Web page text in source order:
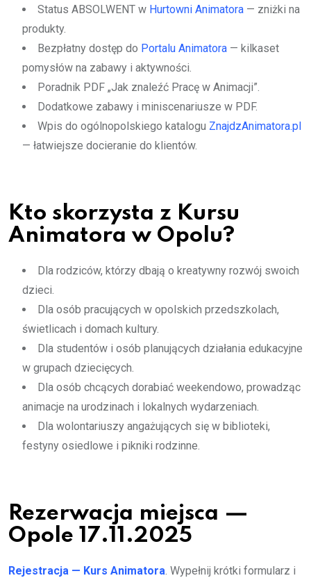
Status ABSOLWENT w Hurtowni Animatora — zniżki na
produkty.
Bezpłatny dostęp do Portalu Animatora — kilkaset
pomysłów na zabawy i aktywności.
Poradnik PDF „Jak znaleźć Pracę w Animacji”.
Dodatkowe zabawy i miniscenariusze w PDF.
Wpis do ogólnopolskiego katalogu ZnajdzAnimatora.pl
— łatwiejsze docieranie do klientów.
Kto skorzysta z Kursu
Animatora w Opolu?
Dla rodziców, którzy dbają o kreatywny rozwój swoich
dzieci.
Dla osób pracujących w opolskich przedszkolach,
świetlicach i domach kultury.
Dla studentów i osób planujących działania edukacyjne
w grupach dziecięcych.
Dla osób chcących dorabiać weekendowo, prowadząc
animacje na urodzinach i lokalnych wydarzeniach.
Dla wolontariuszy angażujących się w biblioteki,
festyny osiedlowe i pikniki rodzinne.
Rezerwacja miejsca —
Opole 17.11.2025
Rejestracja — Kurs Animatora . Wypełnij krótki formularz i